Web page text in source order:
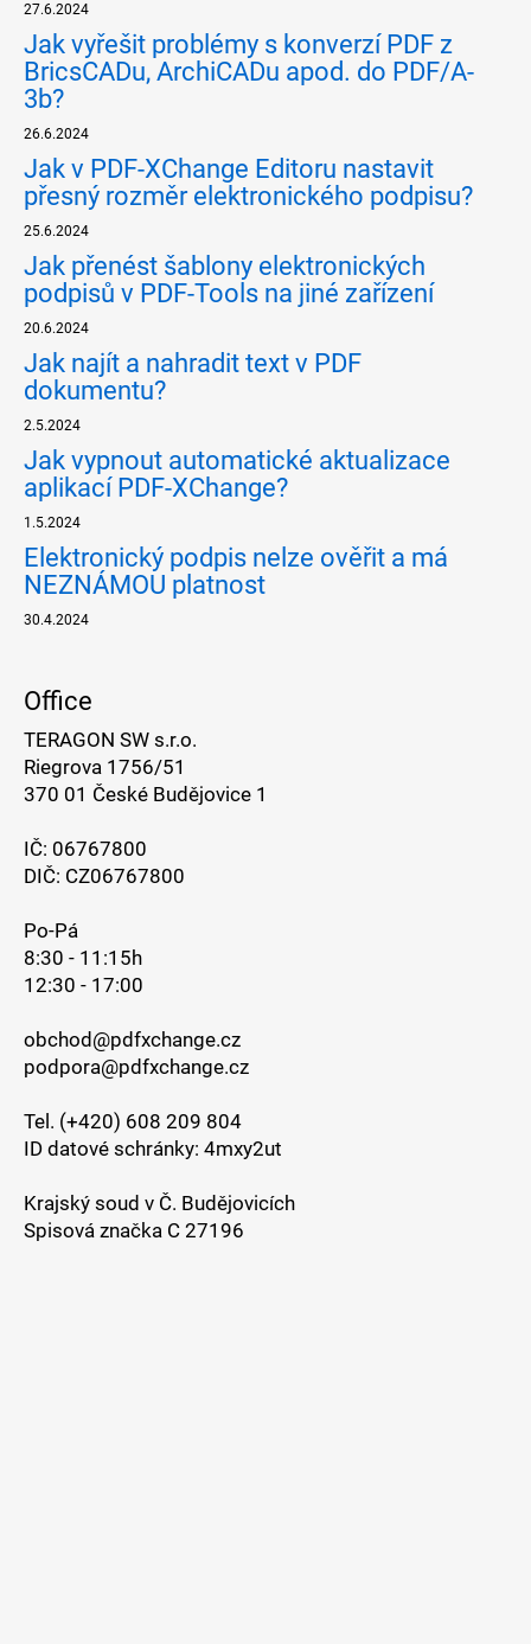
27.6.2024
Jak vyřešit problémy s konverzí PDF z
BricsCADu, ArchiCADu apod. do PDF/A-
3b?
26.6.2024
Jak v PDF-XChange Editoru nastavit
přesný rozměr elektronického podpisu?
25.6.2024
Jak přenést šablony elektronických
podpisů v PDF-Tools na jiné zařízení
20.6.2024
Jak najít a nahradit text v PDF
dokumentu?
2.5.2024
Jak vypnout automatické aktualizace
aplikací PDF-XChange?
1.5.2024
Elektronický podpis nelze ověřit a má
NEZNÁMOU platnost
30.4.2024
Office
TERAGON SW s.r.o.
Riegrova 1756/51
370 01 České Budějovice 1
IČ: 06767800
DIČ: CZ06767800
Po-Pá
8:30 - 11:15h
12:30 - 17:00
obchod@pdfxchange.cz
podpora@pdfxchange.cz
Tel. (+420) 608 209 804
ID datové schránky: 4mxy2ut
Krajský soud v Č. Budějovicích
Spisová značka C 27196